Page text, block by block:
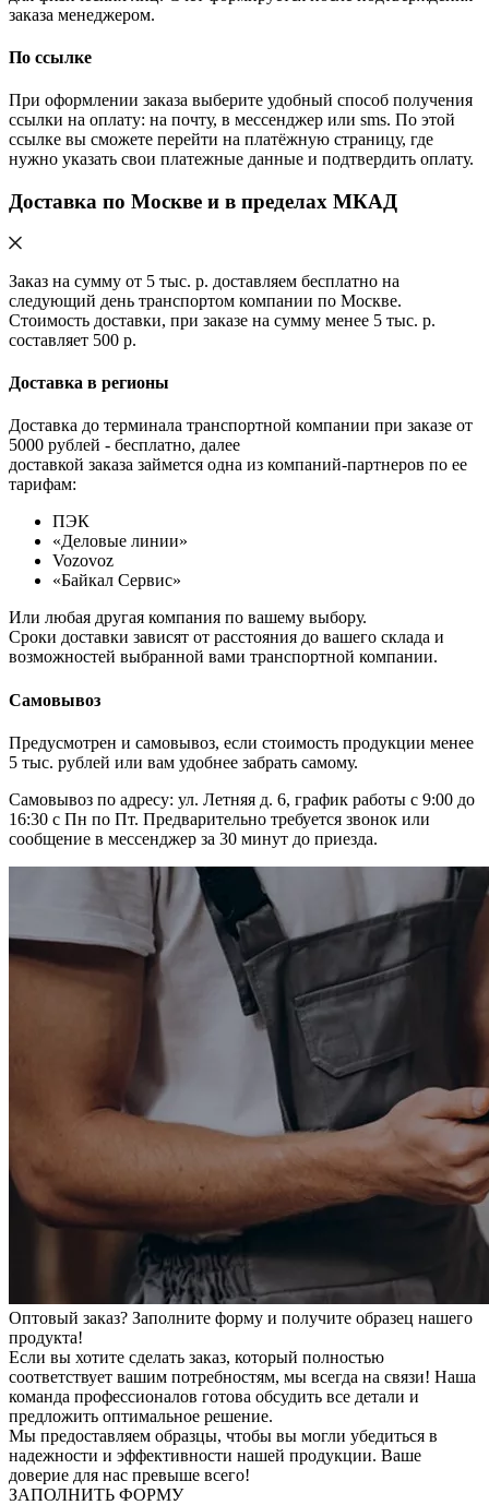
заказа менеджером.
По ссылке
При оформлении заказа выберите удобный способ получения
ссылки на оплату: на почту, в мессенджер или sms. По этой
ссылке вы сможете перейти на платёжную страницу, где
нужно указать свои платежные данные и подтвердить оплату.
Доставка по Москве и в пределах МКАД
Заказ на сумму от 5 тыс. р. доставляем бесплатно на
следующий день транспортом компании по Москве.
Стоимость доставки, при заказе на сумму менее 5 тыс. р.
составляет 500 р.
Доставка в регионы
Доставка до терминала транспортной компании при заказе от
5000 рублей - бесплатно, далее
доставкой заказа займется одна из компаний-партнеров по ее
тарифам:
ПЭК
«Деловые линии»
Vozovoz
«Байкал Сервис»
Или любая другая компания по вашему выбору.
Сроки доставки зависят от расстояния до вашего склада и
возможностей выбранной вами транспортной компании.
Самовывоз
Предусмотрен и самовывоз, если стоимость продукции менее
5 тыс. рублей или вам удобнее забрать самому.
Самовывоз по адресу: ул. Летняя д. 6, график работы с 9:00 до
16:30 с Пн по Пт. Предварительно требуется звонок или
сообщение в мессенджер за 30 минут до приезда.
Оптовый заказ? Заполните форму и получите образец нашего
продукта!
Если вы хотите сделать заказ, который полностью
соответствует вашим потребностям, мы всегда на связи! Наша
команда профессионалов готова обсудить все детали и
предложить оптимальное решение.
Мы предоставляем образцы, чтобы вы могли убедиться в
надежности и эффективности нашей продукции. Ваше
доверие для нас превыше всего!
ЗАПОЛНИТЬ ФОРМУ